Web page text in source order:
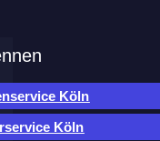
Köln
Köln